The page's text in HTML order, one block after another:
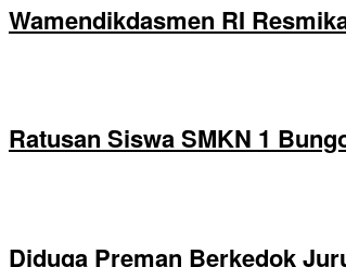
Wamendikdasmen RI
Ratusan Siswa SMKN 1
Diduga Preman Berkedok